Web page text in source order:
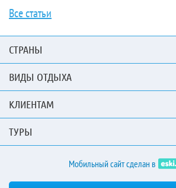
Все статьи
СТРАНЫ
ВИДЫ ОТДЫХА
КЛИЕНТАМ
ТУРЫ
Мобильный сайт сделан в